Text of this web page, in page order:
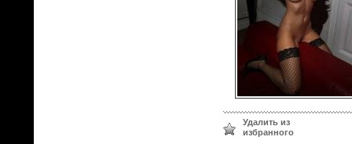
Удалить из
избранного